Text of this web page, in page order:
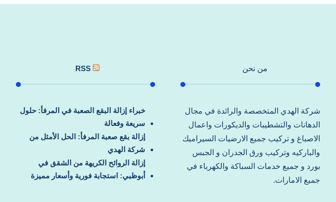
من نحن
شركة الهدي المتخصصة والرائدة في مجال
الدهانات والتشطيبات والديكورات واعمال
الاصباغ و تركيب جميع الارضيات السيراميك
والباركيه وتركيب ورق الجدران و الجبس
بورد و جميع خدمات السباكة والكهرباء في
جميع الامارات.
RSS
خبراء إزالة البقع الصعبة في المرفأ: حلول
سريعة وفعالة
إزالة بقع صعبة المرفأ: الحل الأمثل من
شركة الهدي
إزالة الروائح الكريهة من الشقق في
أبوظبي: استجابة فورية وأسعار مميزة